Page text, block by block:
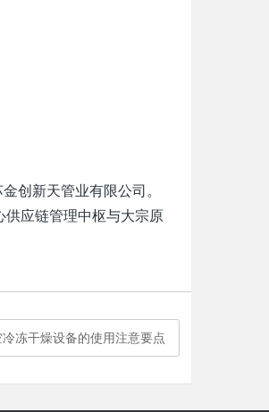
创新天管业有限公司。
应链管理中枢与大宗原
冻干燥设备的使用注意要点